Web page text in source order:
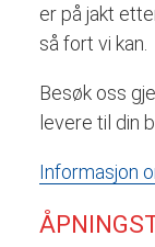
er på jakt
så fort vi kan.
Besøk oss
levere til din
Informasjon